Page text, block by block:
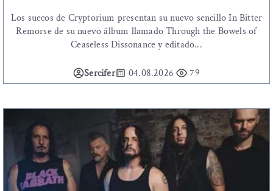
Los suecos de Cryptorium presentan su nuevo sencillo In Bitter
Remorse de su nuevo álbum llamado Through the Bowels of
Ceaseless Dissonance y editado...
Sercifer 04.08.2026 79